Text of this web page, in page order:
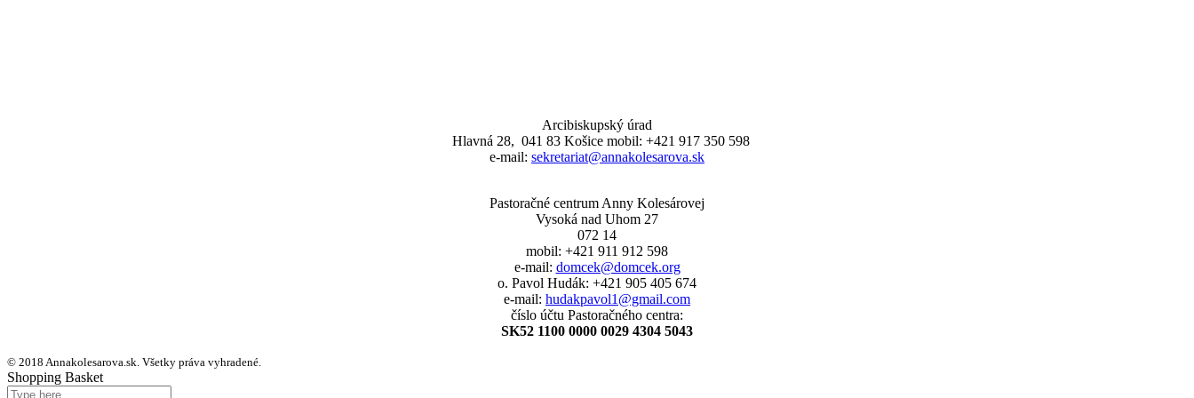
Arcibiskupský úrad
Hlavná 28, 041 83 Košice mobil: +421 917 350 598
e-mail: sekretariat@annakolesarova.sk
Pastoračné centrum Anny Kolesárovej
Vysoká nad Uhom 27
072 14
mobil: +421 911 912 598
e-mail: domcek@domcek.org
o. Pavol Hudák: +421 905 405 674
e-mail: hudakpavol1@gmail.com
číslo účtu Pastoračného centra:
SK52 1100 0000 0029 4304 5043
© 2018 Annakolesarova.sk. Všetky práva vyhradené.
Shopping Basket